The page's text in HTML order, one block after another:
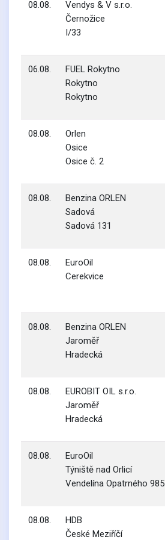
08.08.
Vendys & V s.r.o.
Černožice
I/33
06.08.
FUEL Rokytno
Rokytno
Rokytno
08.08.
Orlen
Osice
Osice č. 2
08.08.
Benzina ORLEN
Sadová
Sadová 131
08.08.
EuroOil
Cerekvice
08.08.
Benzina ORLEN
Jaroměř
Hradecká
08.08.
EUROBIT OIL s.r.o.
Jaroměř
Hradecká
08.08.
EuroOil
Týniště nad Orlicí
Vendelína Opatrného 985
08.08.
HDB
České Meziříčí